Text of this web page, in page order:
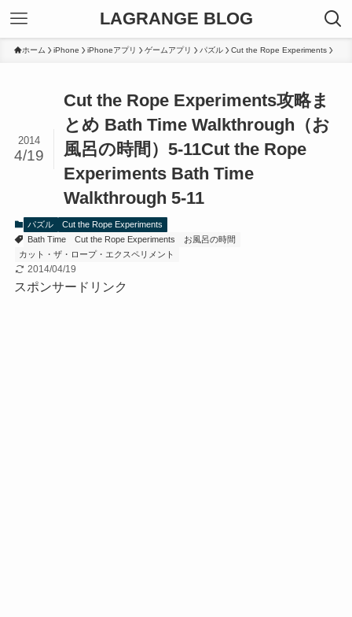
LAGRANGE BLOG
ホーム iPhone iPhoneアプリ ゲームアプリ パズル Cut the Rope Experiments
Cut the Rope Experiments攻略ま
とめ Bath Time Walkthrough（お
風呂の時間）5-11Cut the Rope
Experiments Bath Time
Walkthrough 5-11
2014
4/19
パズル
Cut the Rope Experiments
Bath Time
Cut the Rope Experiments
お風呂の時間
カット・ザ・ロープ・エクスペリメント
2014/04/19
スポンサードリンク